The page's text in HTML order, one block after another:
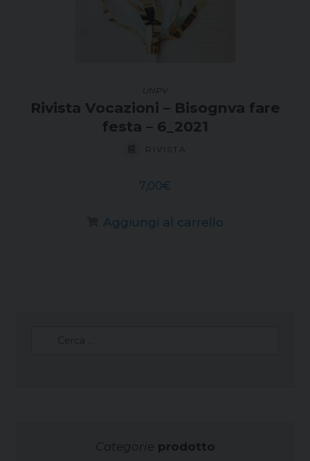
UNPV
Rivista Vocazioni – Bisognva fare
festa – 6_2021
RIVISTA
7,00€
Aggiungi al carrello
Categorie prodotto